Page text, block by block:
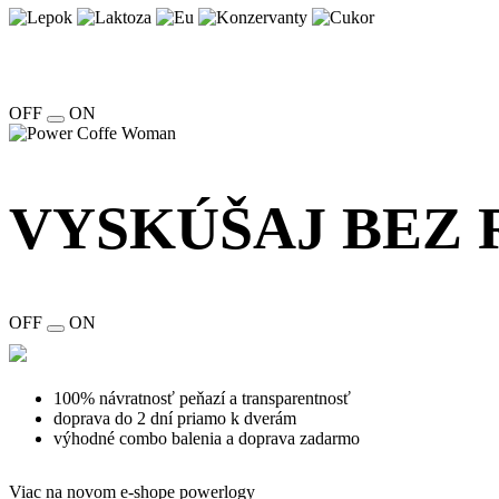
OFF
ON
VYSKÚŠAJ BEZ
OFF ON
100% návratnosť peňazí a transparentnosť
doprava do 2 dní priamo k dverám
výhodné combo balenia a doprava zadarmo
Viac na novom e-shope powerlogy